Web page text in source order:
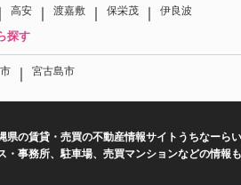
｜ 高安 ｜ 渡嘉敷 ｜ 保栄茂 ｜ 伊良波
探す
｜ 宮古島市
県の賃貸・売買の不動産情報サイトうちなーら
・事務所、駐車場、売買マンションなどの情報